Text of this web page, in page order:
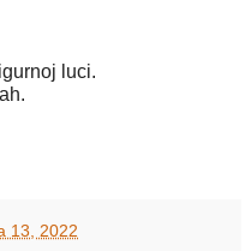
luci.
13, 2022